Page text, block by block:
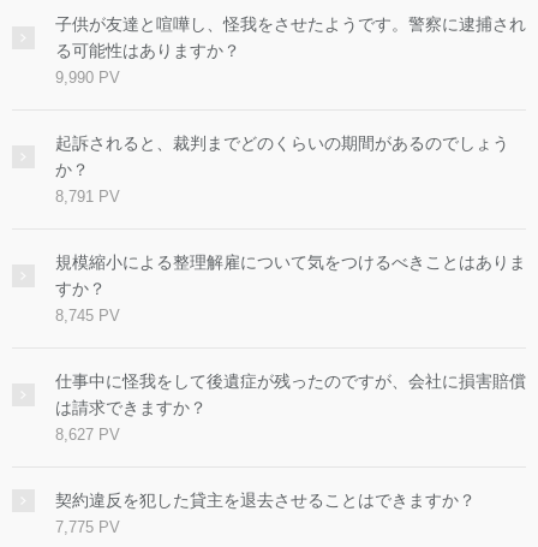
子供が友達と喧嘩し、怪我をさせたようです。警察に逮捕され
る可能性はありますか？
9,990 PV
起訴されると、裁判までどのくらいの期間があるのでしょう
か？
8,791 PV
規模縮小による整理解雇について気をつけるべきことはありま
すか？
8,745 PV
仕事中に怪我をして後遺症が残ったのですが、会社に損害賠償
は請求できますか？
8,627 PV
契約違反を犯した貸主を退去させることはできますか？
7,775 PV